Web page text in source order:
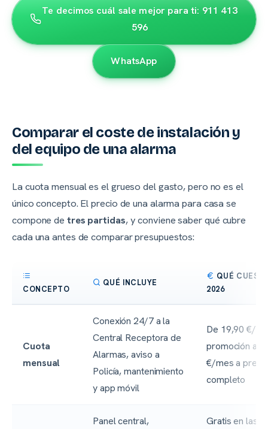
Te decimos cuál sale mejor para ti: 911 413
596
WhatsApp
Comparar el coste de instalación y
del equipo de una alarma
La cuota mensual es el grueso del gasto, pero no es el
único concepto. El precio de una alarma para casa se
compone de tres partidas, y conviene saber qué cubre
cada una antes de comparar presupuestos:
CONCEPTO
QUÉ INCLUYE
QUÉ
2026
Cuota
mensual
Conexión 24/7 a la
Central Receptora de
Alarmas, aviso a
Policía, mantenimiento
y app móvil
De 19,90 €/
promoción a
€/mes a
completo
Panel central,
Gratis en las 8